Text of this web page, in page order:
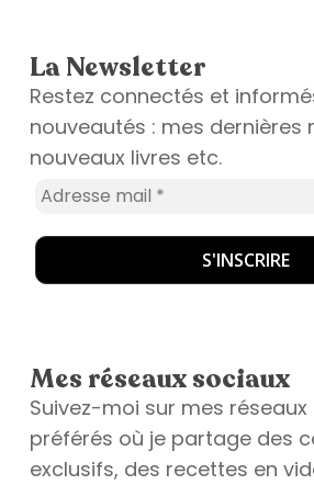
La Newsletter
Restez connectés et
nouveautés : mes dernières
nouveaux livres etc.
Mes réseaux sociaux
Suivez-moi sur mes réseaux
préférés où je partage des
exclusifs, des recettes en